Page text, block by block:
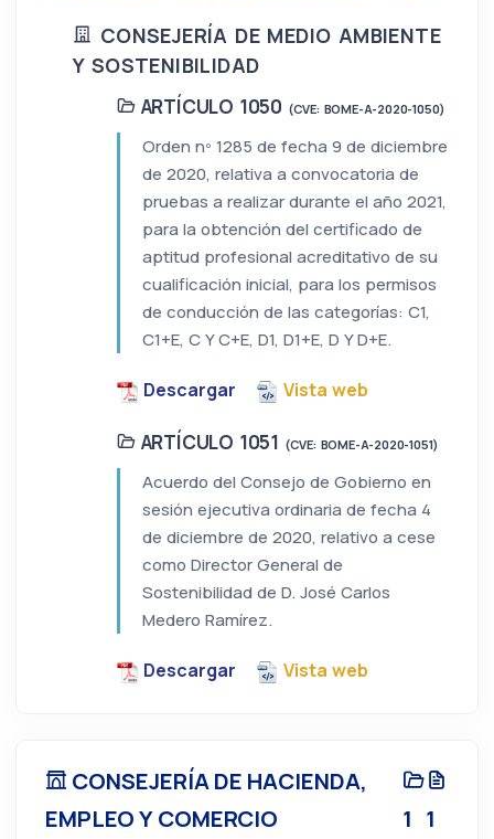
CONSEJERÍA DE MEDIO AMBIENTE
Y SOSTENIBILIDAD
ARTÍCULO 1050 (CVE: BOME-A-2020-1050)
Orden nº 1285 de fecha 9 de diciembre
de 2020, relativa a convocatoria de
pruebas a realizar durante el año 2021,
para la obtención del certificado de
aptitud profesional acreditativo de su
cualificación inicial, para los permisos
de conducción de las categorías: C1,
C1+E, C Y C+E, D1, D1+E, D Y D+E.
Descargar Vista web
ARTÍCULO 1051 (CVE: BOME-A-2020-1051)
Acuerdo del Consejo de Gobierno en
sesión ejecutiva ordinaria de fecha 4
de diciembre de 2020, relativo a cese
como Director General de
Sostenibilidad de D. José Carlos
Medero Ramírez.
Descargar Vista web
CONSEJERÍA DE HACIENDA,
EMPLEO Y COMERCIO
1 1